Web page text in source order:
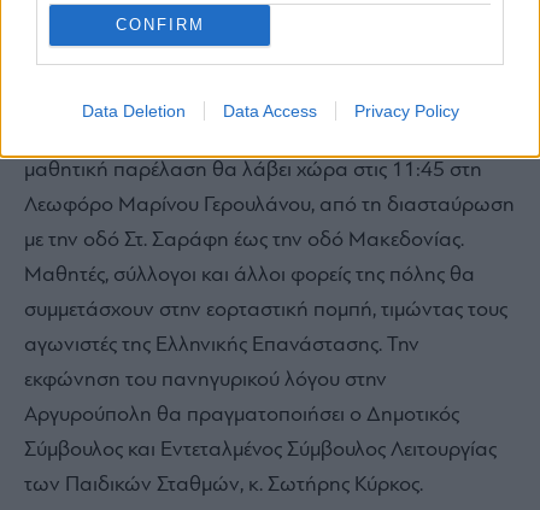
CONFIRM
Data Deletion Data Access Privacy Policy
Οι εκδηλώσεις στην Αργυρούπολη ξεκινούν στις 11:00
στην Πλατεία Ηρώων Πολυτεχνείου, όπου θα
πραγματοποιηθεί επιμνημόσυνη δέηση και κατάθεση
μαθητική παρέλαση θα λάβει χώρα στις 11:45 στη
Λεωφόρο Μαρίνου Γερουλάνου, από τη διασταύρωση
με την οδό Στ. Σαράφη έως την οδό Μακεδονίας.
Μαθητές, σύλλογοι και άλλοι φορείς της πόλης θα
συμμετάσχουν στην εορταστική πομπή, τιμώντας τους
αγωνιστές της Ελληνικής Επανάστασης. Την
εκφώνηση του πανηγυρικού λόγου στην
Αργυρούπολη θα πραγματοποιήσει ο Δημοτικός
Σύμβουλος και Εντεταλμένος Σύμβουλος Λειτουργίας
των Παιδικών Σταθμών, κ. Σωτήρης Κύρκος.